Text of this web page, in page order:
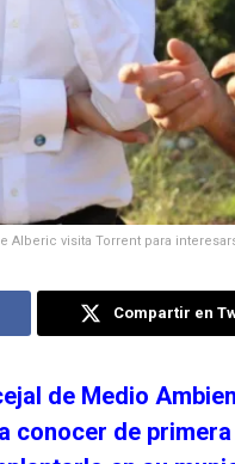
Alberic visita Torrent para
Compartir en
de Medio
conocer de